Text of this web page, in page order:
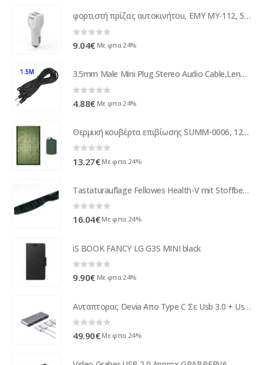
φορτιστή πρίζας αυτοκινήτου, ΕΜΥ MY-112, 5V 2.4α, Universal, 2xUSB, χωρίς καλώδιο - 14400
0 out of 5
9.04€ Με φπα 24%
3.5mm Male Mini Plug Stereo Audio Cable,Length:1.5M
4.88€ Με φπα 24%
Θερμική κουβέρτα επιβίωσης SUMM-0006, 120 x 120cm, πράσινη
13.27€ Με φπα 24%
Tastaturauflage Fellowes Health-V mit Stoffbezug black 9182801
0 out of 5
16.04€ Με φπα 24%
iS BOOK FANCY LG G3S MINI black
0 out of 5
9.90€ Με φπα 24%
Ανταπτορας Devia Απο Type C Σε Usb 3.0 + Usb 2.0 + HDMI + PD
0out of 5
49.90€ Με φπα 24%